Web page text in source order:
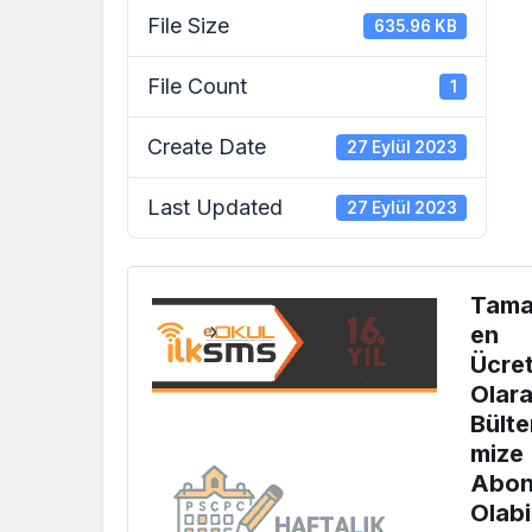
File Size 635.96 KB
File Count 1
Create Date 27 Eylül 2023
Last Updated 27 Eylül 2023
en
mize